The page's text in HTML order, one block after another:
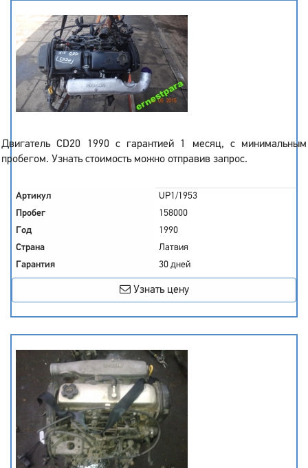
Двигатель CD20 1990 с гарантией 1 месяц, с минимальным
пробегом. Узнать стоимость можно отправив запрос.
Артикул
UP1/1953
Пробег
158000
Год
1990
Страна
Латвия
Гарантия
30 дней
Узнать цену